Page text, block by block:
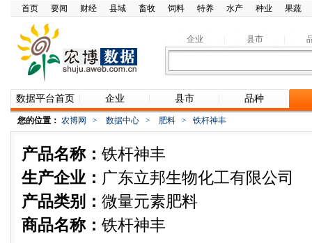
首页 要闻 财经 县域 畜牧 饲料 特养 水产 种业 果蔬
企业 县市
数据平台首页 企业 县市 品种
您的位置： 农博网 > 数据中心 > 肥料 > 铁杆神丰
产品名称： 铁杆神丰
生产企业： 广东立邦生物化工有限公司
产品类别： 微量元素肥料
商品名称： 铁杆神丰